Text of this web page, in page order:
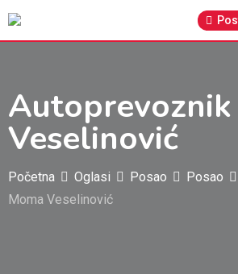
Pređi
Autoprevoznik
Veselinović
Početna Oglasi Posao Posao
Moma Veselinović